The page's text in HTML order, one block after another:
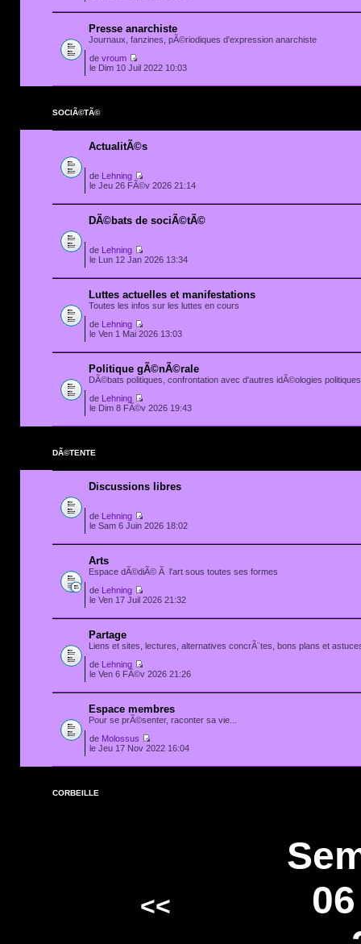
Presse anarchiste
Journaux, fanzines, pÃ©riodiques d'expression anarchiste
de vroum
le Dim 10 Juil 2022 10:03
SOCIÃ©TÃ©
ActualitÃ©s
de
Lehning
le Jeu 26 FÃ©v 2026 21:14
DÃ©bats de sociÃ©tÃ©
de
Lehning
le Lun 12 Jan 2026 13:34
Luttes actuelles et manifestations
Toutes les infos sur les luttes en cours
de
Lehning
le Ven 1 Mai 2026 13:03
Politique gÃ©nÃ©rale
DÃ©bats politiques, confrontation avec d'autres idÃ©ologies
de
Lehning
le Dim 8 FÃ©v 2026 19:43
DÃ©TENTE
Discussions libres
de
Lehning
le Sam 6 Juin 2026 18:02
Arts
Espace dÃ©diÃ© Ã l'art sous toutes ses formes
de
Lehning
le Ven 17 Juil 2026 21:32
Partage
Liens et sites, lectures, alternatives concrÃ¨tes, bons plans et
de
Lehning
le Ven 6 FÃ©v 2026 21:26
Espace membres
Pour se prÃ©senter, raconter sa vie...
de Molossus
le Jeu 17 Nov 2022 16:04
CORBEILLE
<<